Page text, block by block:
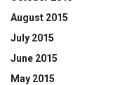
August 2015
July 2015
June 2015
May 2015